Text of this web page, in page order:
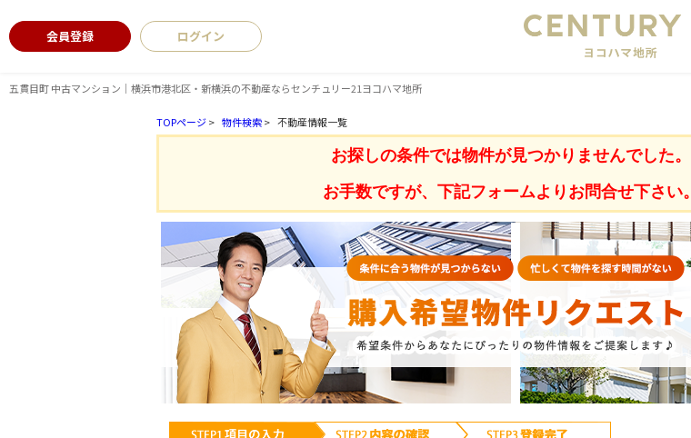
五貫目町 中古マンション｜横浜市港北区・新横浜の不動産ならセンチュリー21ヨコハマ地所
会員登録 ログイン
TOPページ> 物件検索> 不動産情報一覧
お探しの条件では物件が見つかりませんでした。
お手数ですが、下記フォームよりお問合せ下さい。